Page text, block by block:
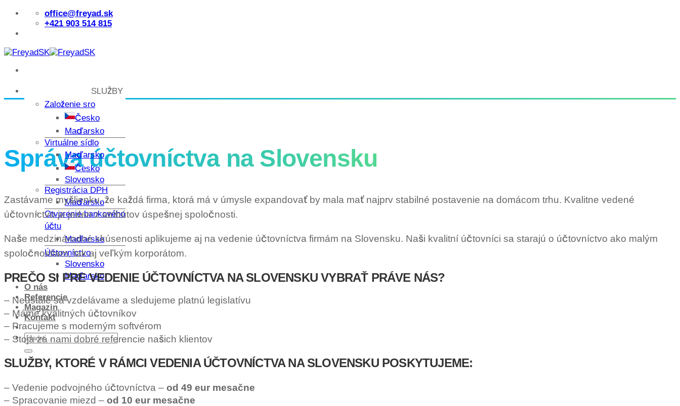
Skip
content
office@freyad.sk
+421 903 514 815
SLUŽBY
Založenie sro
Česko
Maďarsko
Virtuálne sídlo
Maďarsko
Česko
Slovensko
Registrácia DPH
Maďarsko
Otvorenie bankového
účtu
Maďarsko
Účtovníctvo
Slovensko
Maďarsko
O nás
Referencie
Magazin
Kontakt
Správa účtovníctva na Slovensku
Zastávame myšlienku, že každá firma, ktorá má v úmysle expandovať by mala mať najprv stabilné postavenie na domácom trhu. Kvalitne vedené
účtovníctvo je jeden z atribútov úspešnej spoločnosti.
Naše medzinárodné skúsenosti aplikujeme aj na vedenie účtovníctva firmám na Slovensku. Naši kvalitní účtovníci sa starajú o účtovníctvo ako malým
spoločnostiam, tak aj veľkým korporátom.
PREČO SI PRE VEDENIE ÚČTOVNÍCTVA NA SLOVENSKU VYBRAŤ PRÁVE NÁS?
– Neustále sa vzdelávame a sledujeme platnú legislatívu
– Máme kvalitných účtovníkov
– Pracujeme s moderným softvérom
– Stoja za nami dobré referencie našich klientov
SLUŽBY, KTORÉ V RÁMCI VEDENIA ÚČTOVNÍCTVA NA SLOVENSKU POSKYTUJEME:
– Vedenie podvojného účtovníctva – od 49 eur mesačne
– Spracovanie miezd – od 10 eur mesačne